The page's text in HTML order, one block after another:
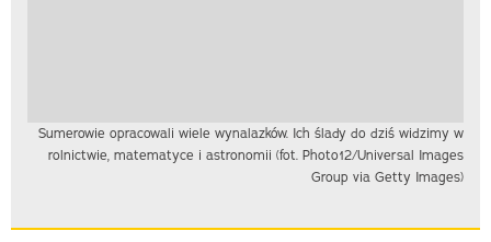
Sumerowie opracowali wiele wynalazków. Ich ślady do dziś widzimy w
rolnictwie, matematyce i astronomii (fot. Photo12/Universal Images
Group via Getty Images)